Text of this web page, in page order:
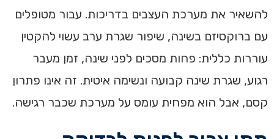
להשאיר את מערכת העצבים בדריכות. עבור מטופלים
עם ברוקסיזם בשינה, שיפור שגרת ערב עשוי להקטין
עוררות כללית: פחות מסכים לפני שינה, זמן מעבר
רגוע, שגרת שינה קבועה ונשימה איטית. זה אינו פתרון
קסם, אבל הוא מפחית עומס על מערכת שכבר רגישה.